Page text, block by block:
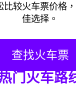
比较火车票价格
佳选择。
查找火车票
门火车路